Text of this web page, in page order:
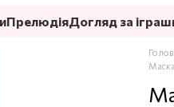
ПрелюдіяДогляд за